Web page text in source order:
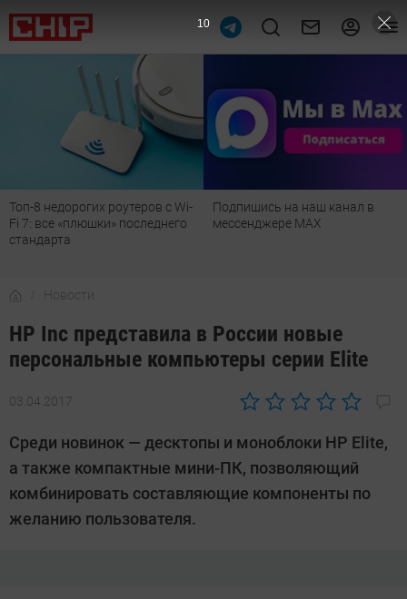
Подпишись на наш канал в
мессенджере МАХ
Рейтинг телевизоров 2026:
лучшие модели для гостиной,
Новости
HP Inc представила в России новые
персональные компьютеры серии Elite
03.04.2017
Автор:
Киреев
Среди новинок — десктопы и моноблоки HP Elite,
а также компактные мини-ПК, позволяющий
комбинировать составляющие компоненты по
желанию пользователя.
9